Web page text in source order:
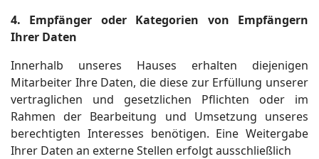
4. Empfänger oder Kategorien von Empfängern
Ihrer Daten
Innerhalb unseres Hauses erhalten diejenigen
Mitarbeiter Ihre Daten, die diese zur Erfüllung unserer
vertraglichen und gesetzlichen Pflichten oder im
Rahmen der Bearbeitung und Umsetzung unseres
berechtigten Interesses benötigen. Eine Weitergabe
Ihrer Daten an externe Stellen erfolgt ausschließlich